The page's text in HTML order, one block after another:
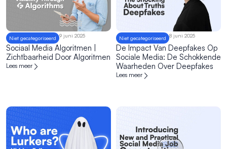
Niet gecategoriseerd 9 juni 2025
Sociaal Media Algoritmen |
Zichtbaarheid Door Algoritmen
Lees meer
Niet gecategoriseerd 8 juni 2025
De Impact Van Deepfakes Op
Sociale Media: De Schokkende
Waarheden Over Deepfakes
Lees meer